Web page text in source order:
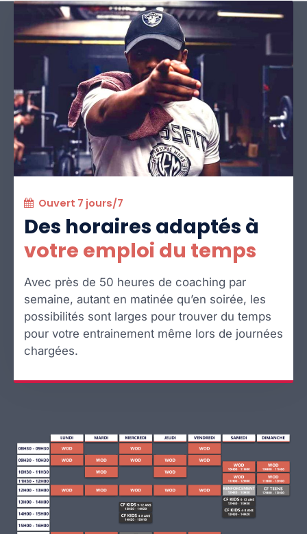
Ouvert 7 jours/7
Des horaires adaptés à
votre emploi du temps
Avec près de 50 heures de coaching par
semaine, autant en matinée qu’en soirée, les
possibilités sont larges pour trouver du temps
pour votre entrainement même lors de journées
chargées.